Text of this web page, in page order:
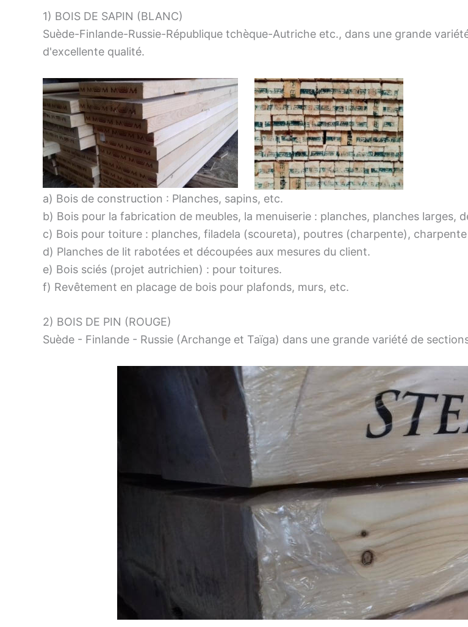
1) BOIS DE SAPIN (BLANC)
Suède-Finlande-Russie-République tchèque-Autriche etc., dans une grande
d'excellente qualité.
a) Bois de construction : Planches, sapins, etc.
b) Bois pour la fabrication de meubles, la menuiserie : planches, planches larges,
c) Bois pour toiture : planches, filadela (scoureta), poutres (charpente),
d) Planches de lit rabotées et découpées aux mesures du client.
e) Bois sciés (projet autrichien) : pour toitures.
f) Revêtement en placage de bois pour plafonds, murs, etc.
2) BOIS DE PIN (ROUGE)
Suède - Finlande - Russie (Archange et Taïga) dans une grande variété de